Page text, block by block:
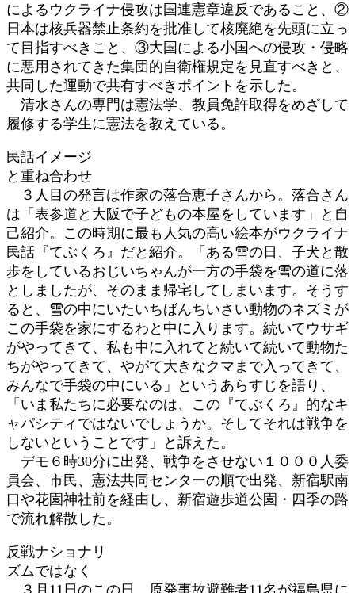
によるウクライナ侵攻は国連憲章違反であること、②
日本は核兵器禁止条約を批准して核廃絶を先頭に立っ
て目指すべきこと、③大国による小国への侵攻・侵略
に悪用されてきた集団的自衛権規定を見直すべきと、
共同した運動で共有すべきポイントを示した。
清水さんの専門は憲法学、教員免許取得をめざして
履修する学生に憲法を教えている。
民話イメージ
と重ね合わせ
３人目の発言は作家の落合恵子さんから。落合さん
は「表参道と大阪で子どもの本屋をしています」と自
己紹介。この時期に最も人気の高い絵本がウクライナ
民話『てぶくろ』だと紹介。「ある雪の日、子犬と散
歩をしているおじいちゃんが一方の手袋を雪の道に落
としましたが、そのまま帰宅してしまいます。そうす
ると、雪の中にいたいちばんちいさい動物のネズミが
この手袋を家にするわと中に入ります。続いてウサギ
がやってきて、私も中に入れてと続いて続いて動物た
ちがやってきて、やがて大きなクマまで入ってきて、
みんなで手袋の中にいる」というあらすじを語り、
「いま私たちに必要なのは、この『てぶくろ』的なキ
ャパシティではないでしょうか。そしてそれは戦争を
しないということです」と訴えた。
デモ６時30分に出発、戦争をさせない１０００人委
員会、市民、憲法共同センターの順で出発、新宿駅南
口や花園神社前を経由し、新宿遊歩道公園・四季の路
で流れ解散した。
反戦ナショナリ
ズムではなく
３月11日のこの日、原発事故避難者11名が福島県に